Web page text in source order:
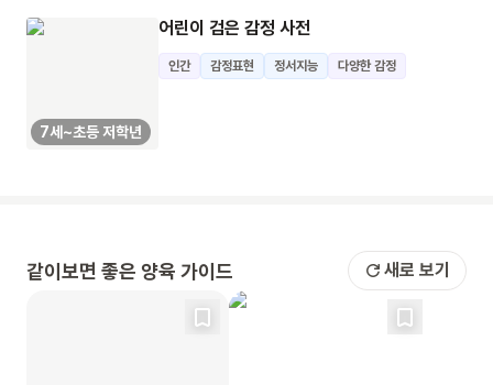
7세~초등 저학년
어린이 검은 감정 사전
인간 감정표현 정서지능 다양한 감정
같이보면 좋은 양육 가이드 새로 보기